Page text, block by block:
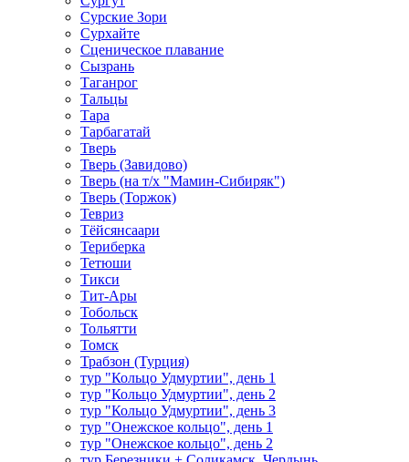
Сурские Зори
Сурхайте
Сценическое плавание
Сызрань
Таганрог
Тальцы
Тара
Тарбагатай
Тверь
Тверь (Завидово)
Тверь (на т/х "Мамин-Сибиряк")
Тверь (Торжок)
Тевриз
Тёйсянсаари
Териберка
Тетюши
Тикси
Тит-Ары
Тобольск
Тольятти
Томск
Трабзон (Турция)
тур "Кольцо Удмуртии", день 1
тур "Кольцо Удмуртии", день 2
тур "Кольцо Удмуртии", день 3
тур "Онежское кольцо", день 1
тур "Онежское кольцо", день 2